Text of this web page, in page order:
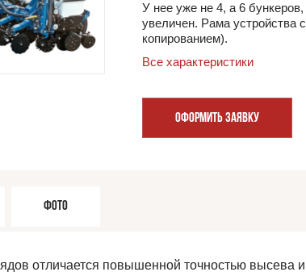
У нее уже не 4, а 6
увеличен. Рама устройства
копированием).
Все характеристики
ОФОРМИТЬ ЗАЯВКУ
ФОТО
отличается повышенной точностью высева